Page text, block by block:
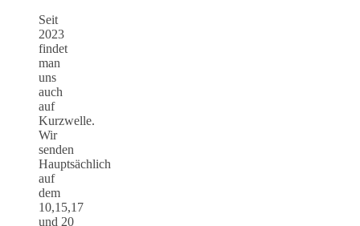
Seit
2023
findet
man
uns
auch
auf
Kurzwelle.
Wir
senden
Hauptsächlich
auf
dem
10,15,17
und 20